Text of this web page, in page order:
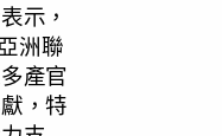
示，
洲聯
產官
，特